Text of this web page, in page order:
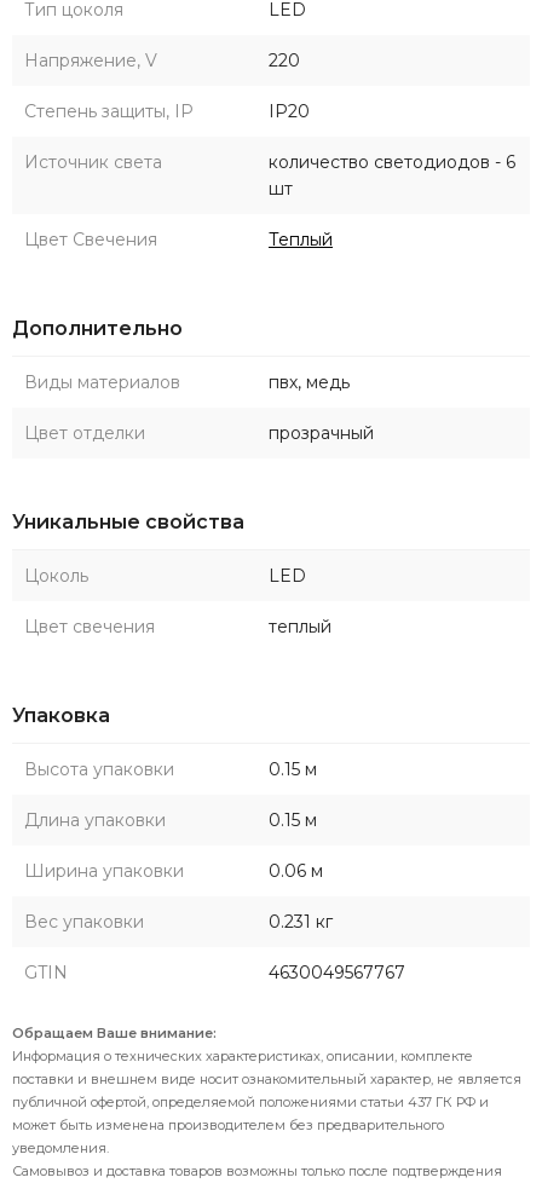
Тип цоколя LED
Напряжение, V 220
Степень защиты, IP IP20
Источник света
количество светодиодов - 6
шт
Цвет Свечения Теплый
Дополнительно
Виды материалов пвх, медь
Цвет отделки прозрачный
Уникальные свойства
Цоколь LED
Цвет свечения теплый
Упаковка
Высота упаковки 0.15 м
Длина упаковки 0.15 м
Ширина упаковки 0.06 м
Вес упаковки 0.231 кг
GTIN 4630049567767
Обращаем Ваше внимание:
Информация о технических характеристиках, описании, комплекте
поставки и внешнем виде носит ознакомительный характер, не является
публичной офертой, определяемой положениями статьи 437 ГК РФ и
может быть изменена производителем без предварительного
уведомления.
Самовывоз и доставка товаров возможны только после подтверждения